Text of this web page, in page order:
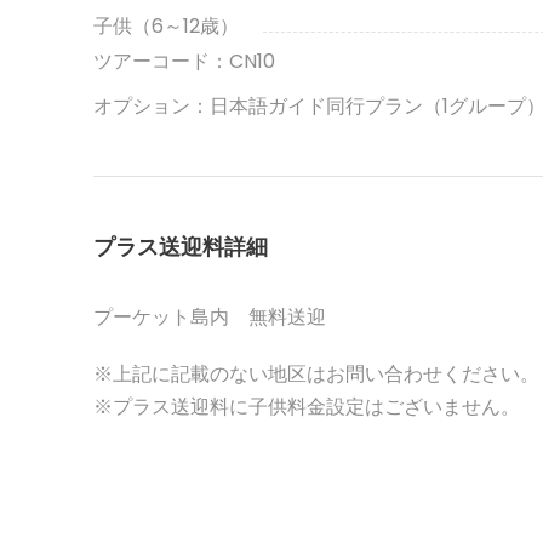
子供（6～12歳）
ツアーコード：CN10
オプション：日本語ガイド同行プラン（1グループ）
プラス送迎料詳細
プーケット島内 無料送迎
※上記に記載のない地区はお問い合わせください。
※プラス送迎料に子供料金設定はございません。